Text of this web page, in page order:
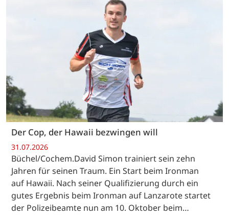
Der Cop, der Hawaii bezwingen will
31.07.2026
Büchel/Cochem.David Simon trainiert sein zehn
Jahren für seinen Traum. Ein Start beim Ironman
auf Hawaii. Nach seiner Qualifizierung durch ein
gutes Ergebnis beim Ironman auf Lanzarote startet
der Polizeibeamte nun am 10. Oktober beim…